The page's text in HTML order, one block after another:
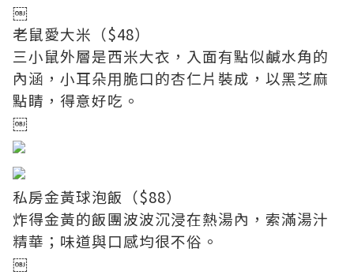
￼
老鼠愛大米（$48）
三小鼠外層是西米大衣，入面有點似鹹水角的
內涵，小耳朵用脆口的杏仁片裝成，以黑芝麻
點睛，得意好吃。
￼
私房金黃球泡飯（$88）
炸得金黃的飯團波波沉浸在熱湯內，索滿湯汁
精華；味道與口感均很不俗。
￼